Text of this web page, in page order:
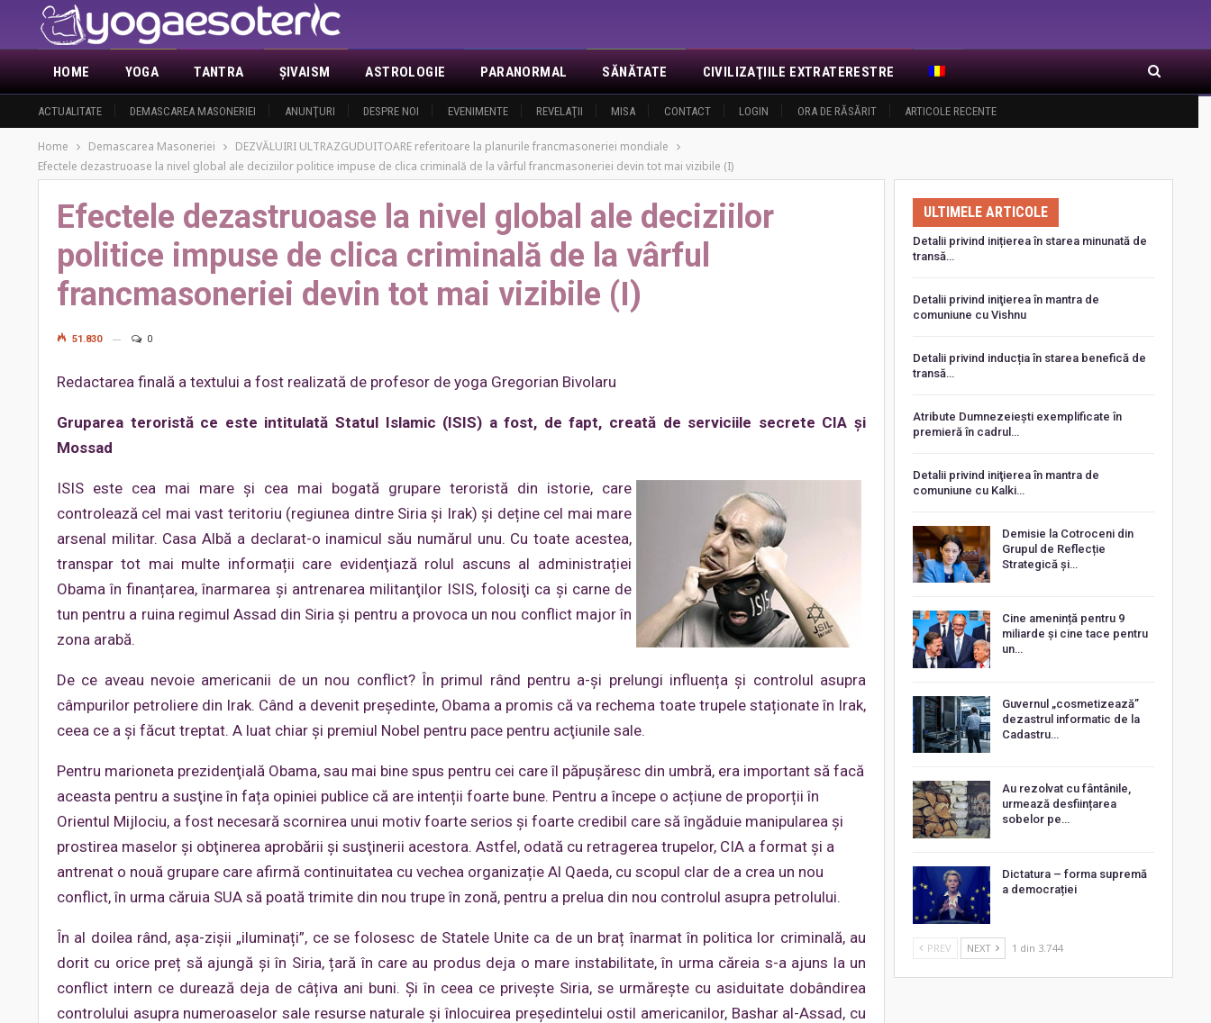
HOME
ACTUALITATE DEMASCAREA MASONERIEI ANUNŢURI DESPRE NOI EVENIMENTE REVELAŢII MISA CONTACT LOGIN ORA DE RĂSĂRIT ARTICOLE RECENTE
YOGA TANTRA ŞIVAISM ASTROLOGIE PARANORMAL SĂNĂTATE CIVILIZAŢIILE EXTRATERESTRE
Home Demascarea Masoneriei
DEZVĂLUIRI ULTRAZGUDUITOARE referitoare la planurile francmasoneriei mondiale
Efectele dezastruoase la nivel global ale deciziilor politice impuse de clica criminală de la vârful francmasoneriei devin tot mai vizibile (I)
Efectele dezastruoase la nivel global ale deciziilor
politice impuse de clica criminală de la vârful
francmasoneriei devin tot mai vizibile (I)
51.830 0
Redactarea finală a textului a fost realizată de profesor de yoga Gregorian Bivolaru
Gruparea teroristă ce este intitulată Statul Islamic (ISIS) a fost, de fapt, creată de serviciile secrete CIA și
Mossad
ISIS este cea mai mare și cea mai bogată grupare teroristă din istorie, care
controlează cel mai vast teritoriu (regiunea dintre Siria și Irak) și deține cel mai mare
arsenal militar. Casa Albă a declarat-o inamicul său numărul unu. Cu toate acestea,
transpar tot mai multe informații care evidenţiază rolul ascuns al administrației
Obama în finanțarea, înarmarea și antrenarea militanţilor ISIS, folosiţi ca şi carne de
tun pentru a ruina regimul Assad din Siria și pentru a provoca un nou conflict major în
zona arabă.
De ce aveau nevoie americanii de un nou conflict? În primul rând pentru a-şi prelungi influența şi controlul asupra
câmpurilor petroliere din Irak. Când a devenit preşedinte, Obama a promis că va rechema toate trupele staționate în Irak,
ceea ce a și făcut treptat. A luat chiar şi premiul Nobel pentru pace pentru acţiunile sale.
Pentru marioneta prezidenţială Obama, sau mai bine spus pentru cei care îl păpuşăresc din umbră, era important să facă
aceasta pentru a susţine în fața opiniei publice că are intenții foarte bune. Pentru a începe o acțiune de proporții în
Orientul Mijlociu, a fost necesară scornirea unui motiv foarte serios şi foarte credibil care să îngăduie manipularea şi
prostirea maselor şi obţinerea aprobării şi susţinerii acestora. Astfel, odată cu retragerea trupelor, CIA a format și a
antrenat o nouă grupare care afirmă continuitatea cu vechea organizație Al Qaeda, cu scopul clar de a crea un nou
conflict, în urma căruia SUA să poată trimite din nou trupe în zonă, pentru a prelua din nou controlul asupra petrolului.
În al doilea rând, așa-zișii „iluminați”, ce se folosesc de Statele Unite ca de un braț înarmat în politica lor criminală, au
dorit cu orice preț să ajungă și în Siria, țară în care au produs deja o mare instabilitate, în urma căreia s-a ajuns la un
conflict intern ce durează deja de câțiva ani buni. Și în ceea ce privește Siria, se urmărește cu asiduitate dobândirea
controlului asupra numeroaselor sale resurse naturale și înlocuirea președintelui ostil americanilor, Bashar al-Assad, cu
ULTIMELE ARTICOLE
Detalii privind inițierea în starea minunată de
transă…
Detalii privind iniţierea în mantra de
comuniune cu Vishnu
Detalii privind inducția în starea benefică de
transă…
Atribute Dumnezeiești exemplificate în
premieră în cadrul…
Detalii privind iniţierea în mantra de
comuniune cu Kalki…
Demisie la Cotroceni din
Grupul de Reflecție
Strategică și…
Cine amenință pentru 9
miliarde și cine tace pentru
un…
Guvernul „cosmetizează”
dezastrul informatic de la
Cadastru…
Au rezolvat cu fântânile,
urmează desființarea
sobelor pe…
Dictatura – forma supremă
a democrației
PREV NEXT 1 din 3.744